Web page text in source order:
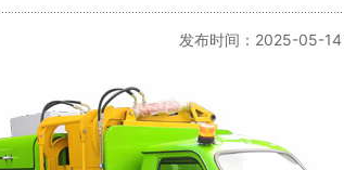
发布时间：2025-05-